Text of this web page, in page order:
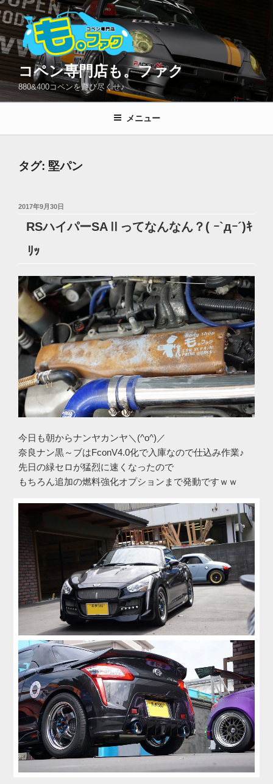
コ
ン
テ
ン
へ
ス
プ
コペン専門店も。ファク
880&400コペンを遊び尽くせ♪
メニュー
タグ: 堅パン
投
2017年9月30日
RSハイパーSAⅡってなんなん？( ｰ`дｰ´)ｷ
ﾘｯ
今日も朝からナンヤカンヤ＼(^o^)／
奈良ナン黒～ブはFconV4.0化で入庫なので仕込み作業♪
先日の緑セロが猛烈に速くなったので
もちろん追加の燃料強化オプションまで発動ですｗｗ